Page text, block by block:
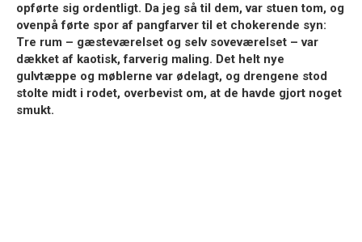
opførte sig ordentligt. Da jeg så til dem, var stuen tom, og
ovenpå førte spor af pangfarver til et chokerende syn:
Tre rum – gæsteværelset og selv soveværelset – var
dækket af kaotisk, farverig maling. Det helt nye
gulvtæppe og møblerne var ødelagt, og drengene stod
stolte midt i rodet, overbevist om, at de havde gjort noget
smukt.